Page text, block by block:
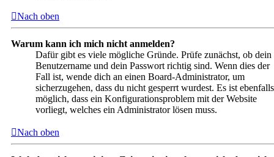
Nach oben
Warum kann ich mich nicht anmelden?
Dafür gibt es viele mögliche Gründe. Prüfe zunächst, ob dein
Benutzername und dein Passwort richtig sind. Wenn dies der
Fall ist, wende dich an einen Board-Administrator, um
sicherzugehen, dass du nicht gesperrt wurdest. Es ist ebenfalls
möglich, dass ein Konfigurationsproblem mit der Website
vorliegt, welches ein Administrator lösen muss.
Nach oben